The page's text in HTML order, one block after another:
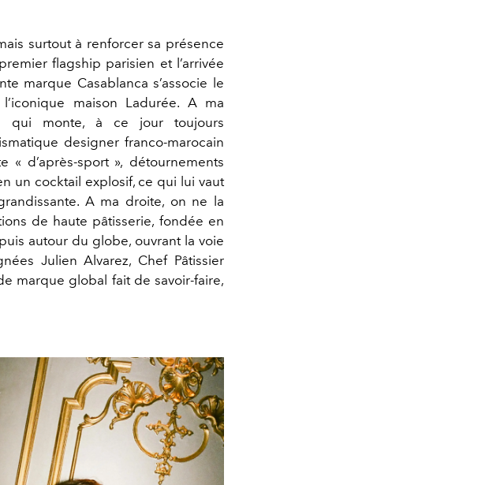
surtout à renforcer sa présence
flagship parisien et l’arrivée
marque Casablanca s’associe le
maison Ladurée. A ma
qui monte, à ce jour toujours
designer franco-marocain
d’après-sport », détournements
un cocktail explosif, ce qui lui vaut
A ma droite, on ne la
de haute pâtisserie, fondée en
autour du globe, ouvrant la voie
Julien Alvarez, Chef Pâtissier
marque global fait de savoir-faire,